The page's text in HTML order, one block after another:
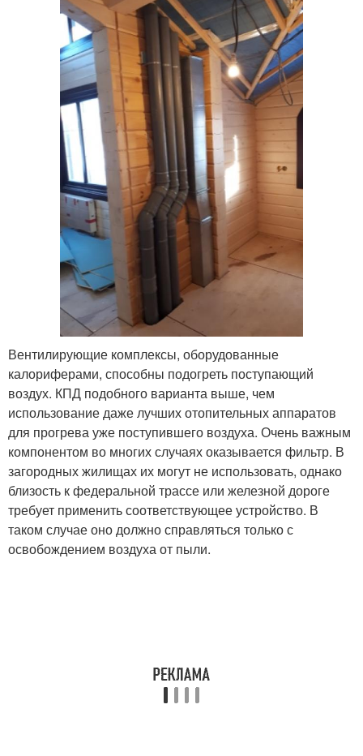
Вентилирующие комплексы, оборудованные
калориферами, способны подогреть поступающий
воздух. КПД подобного варианта выше, чем
использование даже лучших отопительных аппаратов
для прогрева уже поступившего воздуха. Очень важным
компонентом во многих случаях оказывается фильтр. В
загородных жилищах их могут не использовать, однако
близость к федеральной трассе или железной дороге
требует применить соответствующее устройство. В
таком случае оно должно справляться только с
освобождением воздуха от пыли.